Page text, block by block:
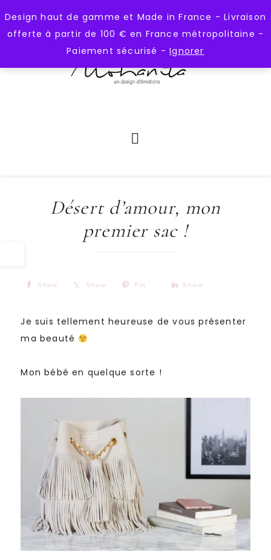
Désert d’amour, mon
premier sac !
Share Share Pin Share
Je suis tellement heureuse de vous présenter
ma beauté
Mon bébé en quelque sorte !
Design haut de gamme et Made in France - Livraison
offerte à partir de 100 € en France métropolitaine -
Paiement sécurisé -Ignorer